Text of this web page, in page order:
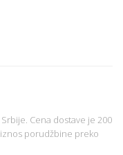
Cena dostave je 200
porudžbine preko